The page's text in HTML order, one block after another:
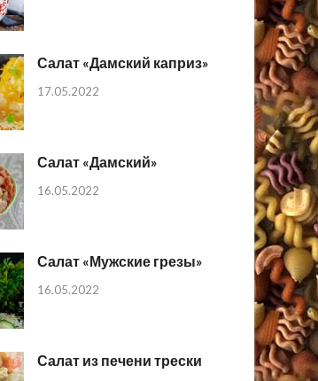
Салат «Дамский каприз»
17.05.2022
Салат «Дамский»
16.05.2022
Салат «Мужские грезы»
16.05.2022
Салат из печени трески